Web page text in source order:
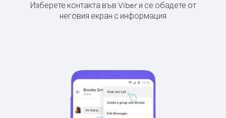
Изберете контакта във Viber и се обадете от
неговия екран с информация